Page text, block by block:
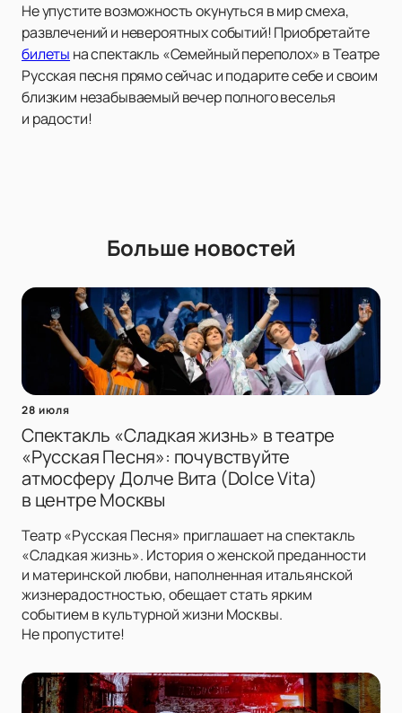
Не упустите возможность окунуться в мир смеха,
развлечений и невероятных событий! Приобретайте
билеты на спектакль «Семейный переполох» в Театре
Русская песня прямо сейчас и подарите себе и своим
близким незабываемый вечер полного веселья
и радости!
Больше новостей
28 июля
Спектакль «Сладкая жизнь» в театре
«Русская Песня»: почувствуйте
атмосферу Долче Вита (Dolce Vita)
в центре Москвы
Театр «Русская Песня» приглашает на спектакль
«Сладкая жизнь». История о женской преданности
и материнской любви, наполненная итальянской
жизнерадостностью, обещает стать ярким
событием в культурной жизни Москвы.
Не пропустите!